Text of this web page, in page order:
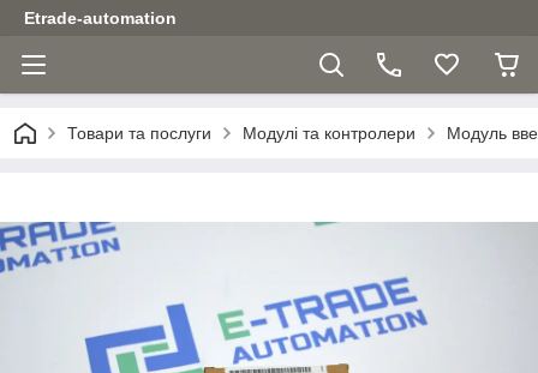
Etrade-automation
Товари та послуги Модулі та контролери Модуль